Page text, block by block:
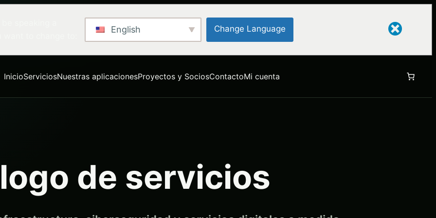
English Change Language
InicioServiciosNuestras aplicacionesProyectos y SociosContactoMi cuenta
de servicios